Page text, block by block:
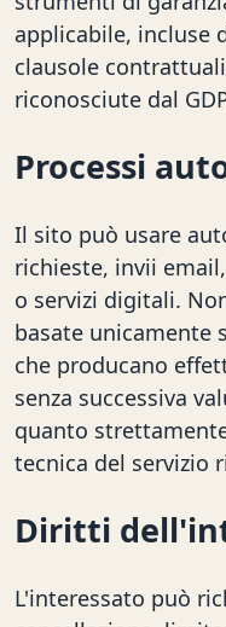
applicabile, incluse
clausole
riconosciute dal
Processi
Il sito può usare
richieste, invii
o servizi digitali.
basate unicamente
che producano
senza successiva
quanto
tecnica del servizio
Diritti
L'interessato può